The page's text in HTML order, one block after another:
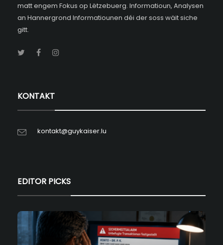
matt engem Fokus op Lëtzebuerg. Informatioun, Analysen
an Hannergrond Informatiounen déi der soss wäit siche
gitt.
KONTAKT
kontakt@guykaiser.lu
EDITOR PICKS